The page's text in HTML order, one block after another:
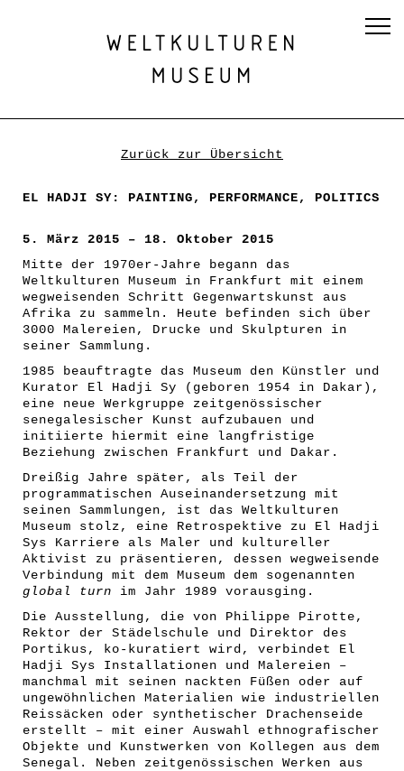
Zurück zur Übersicht
EL HADJI SY: PAINTING, PERFORMANCE, POLITICS
5. März 2015 – 18. Oktober 2015
Mitte der 1970er-Jahre begann das
Weltkulturen Museum in Frankfurt mit einem
wegweisenden Schritt Gegenwartskunst aus
Afrika zu sammeln. Heute befinden sich über
3000 Malereien, Drucke und Skulpturen in
seiner Sammlung.
1985 beauftragte das Museum den Künstler und
Kurator El Hadji Sy (geboren 1954 in Dakar),
eine neue Werkgruppe zeitgenössischer
senegalesischer Kunst aufzubauen und
initiierte hiermit eine langfristige
Beziehung zwischen Frankfurt und Dakar.
Dreißig Jahre später, als Teil der
programmatischen Auseinandersetzung mit
seinen Sammlungen, ist das Weltkulturen
Museum stolz, eine Retrospektive zu El Hadji
Sys Karriere als Maler und kultureller
Aktivist zu präsentieren, dessen wegweisende
Verbindung mit dem Museum dem sogenannten
global turn im Jahr 1989 vorausging.
Die Ausstellung, die von Philippe Pirotte,
Rektor der Städelschule und Direktor des
Portikus, ko-kuratiert wird, verbindet El
Hadji Sys Installationen und Malereien –
manchmal mit seinen nackten Füßen oder auf
ungewöhnlichen Materialien wie industriellen
Reissäcken oder synthetischer Drachenseide
erstellt – mit einer Auswahl ethnografischer
Objekte und Kunstwerken von Kollegen aus dem
Senegal. Neben zeitgenössischen Werken aus